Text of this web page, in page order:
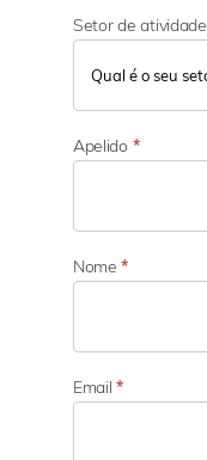
Setor de atividade
e
t
e
a
i
d
Apelido *
Nome*
Email*